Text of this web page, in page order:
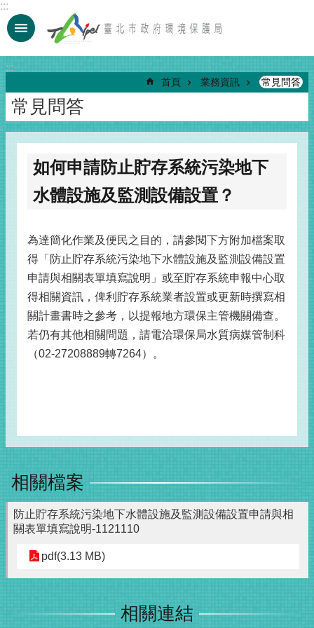
跳到主要內容區塊
:::
:::
首頁 業務資訊 常見問答
常見問答
如何申請防止貯存系統污染地下
水體設施及監測設備設置？
為達簡化作業及便民之目的，請參閱下方附加檔案取
得「防止貯存系統污染地下水體設施及監測設備設置
申請與相關表單填寫說明」或至貯存系統申報中心取
得相關資訊，俾利貯存系統業者設置或更新時撰寫相
關計畫書時之參考，以提報地方環保主管機關備查。
若仍有其他相關問題，請電洽環保局水質病媒管制科
（02-27208889轉7264）。
相關檔案
防止貯存系統污染地下水體設施及監測設備設置申請與相
關表單填寫說明-1121110
pdf(3.13 MB)
相關連結